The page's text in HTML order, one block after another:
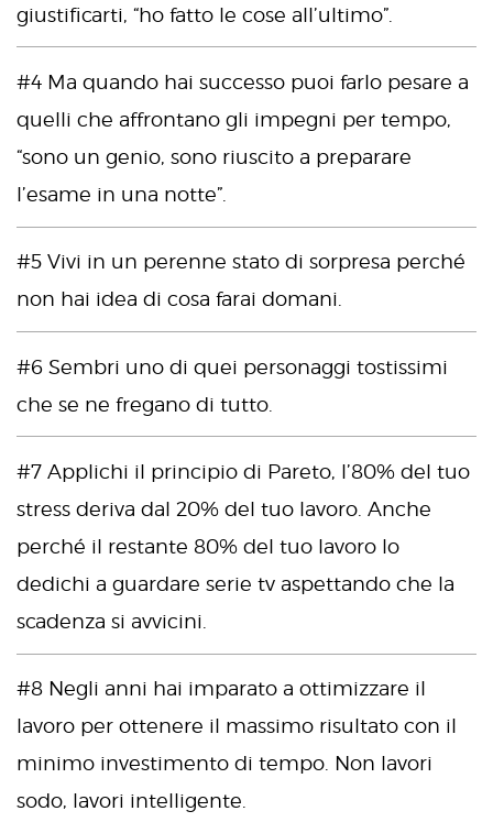
giustificarti, “ho fatto le cose all’ultimo”.
#4 Ma quando hai successo puoi farlo pesare a
quelli che affrontano gli impegni per tempo,
“sono un genio, sono riuscito a preparare
l’esame in una notte”.
#5 Vivi in un perenne stato di sorpresa perché
non hai idea di cosa farai domani.
#6 Sembri uno di quei personaggi tostissimi
che se ne fregano di tutto.
#7 Applichi il principio di Pareto, l’80% del tuo
stress deriva dal 20% del tuo lavoro. Anche
perché il restante 80% del tuo lavoro lo
dedichi a guardare serie tv aspettando che la
scadenza si avvicini.
#8 Negli anni hai imparato a ottimizzare il
lavoro per ottenere il massimo risultato con il
minimo investimento di tempo. Non lavori
sodo, lavori intelligente.